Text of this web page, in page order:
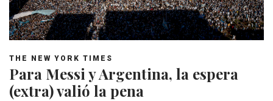
THE NEW YORK TIMES
Para Messi y Argentina, la espera
(extra) valió la pena